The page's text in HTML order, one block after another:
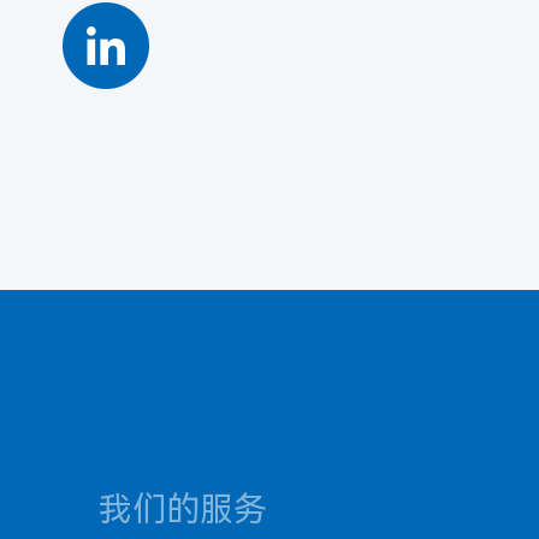
我们的服务